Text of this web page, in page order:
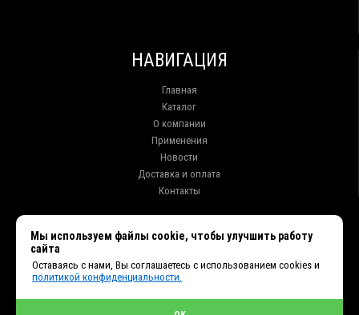
НАВИГАЦИЯ
Главная
Каталог
О компании
Применения
Новости
Доставка и оплата
Контакты
+7 (914) 010-76-83, 8 (3952) 93-27-93 - Отдел продаж
+7 (950) 075-85-99 - Техническая поддержка
Мы используем файлы cookie, чтобы улучшить работу
сайта
Оставаясь с нами, Вы соглашаетесь с использованием cookies и
политикой конфиденциальности.